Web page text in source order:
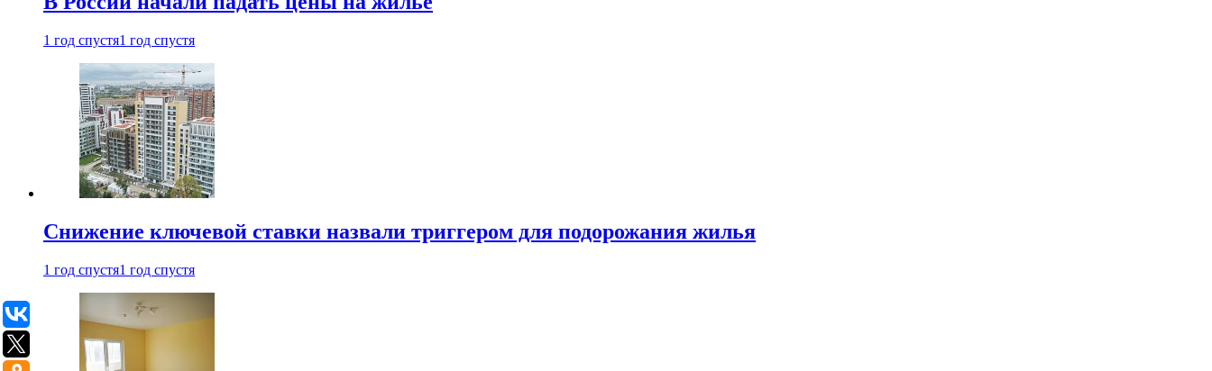
1 год спустя1 год спустя
Снижение ключевой ставки назвали триггером для подорожания жилья
1 год спустя1 год спустя